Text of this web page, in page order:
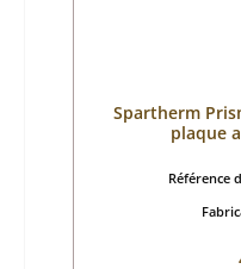
Spartherm
plaque
Référence